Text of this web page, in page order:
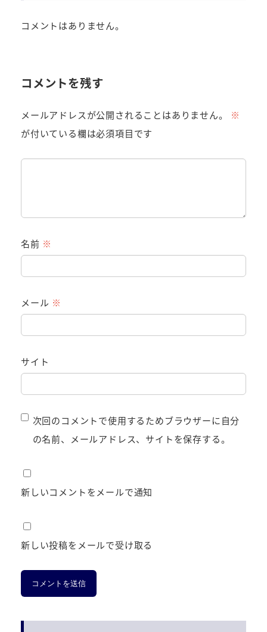
コメントはありません。
コメントを残す
メールアドレスが公開されることはありません。
※
が付いている欄は必須項目です
名前 ※
メール ※
サイト
次回のコメントで使用するためブラウザーに自分
の名前、メールアドレス、サイトを保存する。
新しいコメントをメールで通知
新しい投稿をメールで受け取る